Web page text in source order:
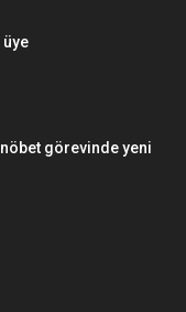
üye
görevinde yeni